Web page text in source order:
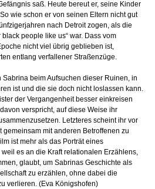
saß. Heute bereut er, seine Kinder
wie schon er von seinen Eltern nicht gut
nach Detroit zogen, als die
people like us“ war. Dass vom
nicht viel übrig geblieben ist,
entlang verfallener Straßenzüge.
beim Aufsuchen dieser Ruinen, in
ist und die sie doch nicht loslassen kann.
der Vergangenheit besser einkreisen
verspricht, auf diese Weise ihr
Letzteres scheint ihr vor
gemeinsam mit anderen Betroffenen zu
ist mehr als das Porträt eines
es an die Kraft relationalen Erzählens,
glaubt, um Sabrinas Geschichte als
zu erzählen, ohne dabei die
verlieren. (Eva Königshofen)